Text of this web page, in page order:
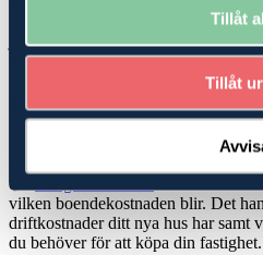
Tillåt
Tillåt
planer? Vi har experter på
juridik, som kan hjälpa dig att hitta
du ska köpaskogeller jordbruk-/
Köp- och
Köper du en mindre fastighet, en så
din
vilken boendekostnaden blir. Det
driftkostnader ditt nya hus har samt
du behöver för att köpa din